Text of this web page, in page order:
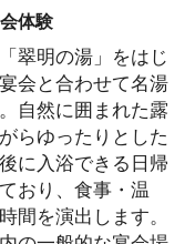
体験
翠明の湯」をはじ
会と合わせて名湯
自然に囲まれた露
らゆったりとした
に入浴できる日帰
おり、食事・温
間を演出します。